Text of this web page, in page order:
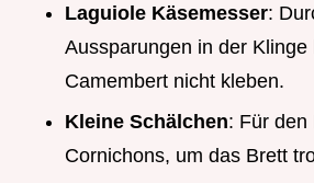
Laguiole Käsemesser:
Aussparungen in der Klinge
Camembert nicht kleben.
Kleine Schälchen: Für den
Cornichons, um das Brett